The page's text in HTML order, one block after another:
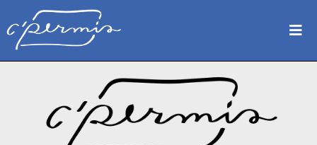
to
content
Expertise